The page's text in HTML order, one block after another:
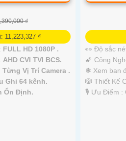
₫
11,223,327 ₫
FULL HD 1080P .
AHD CVI TVI BCS.
Từng Vị Trí Camera .
Ghi 64 kênh.
Ổn Định.
👀 Độ sắc
🌠 Công
❃ Xem ban
🎲 Thiết Kế
️🎙 Ưu Điểm :